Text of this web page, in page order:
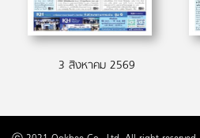
3 สิงหาคม 2569